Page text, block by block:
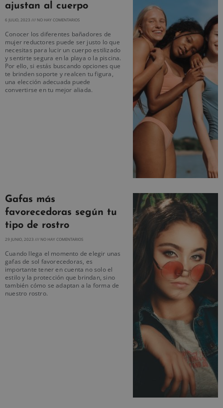
ajustan al cuerpo
6 JULIO, 2023 NO HAY COMENTARIOS
Conocer los diferentes bañadores de
mujer reductores puede ser justo lo que
necesitas para lucir un cuerpo estilizado
y sentirte segura en la playa o la piscina.
Por ello, si estás buscando opciones que
te brinden soporte y realcen tu figura,
una elección adecuada puede
convertirse en tu mejor aliada.
Gafas más
favorecedoras según tu
tipo de rostro
29 JUNIO, 2023 NO HAY COMENTARIOS
Cuando llega el momento de elegir unas
gafas de sol favorecedoras, es
importante tener en cuenta no solo el
estilo y la protección que brindan, sino
también cómo se adaptan a la forma de
nuestro rostro.